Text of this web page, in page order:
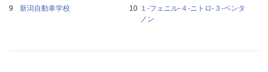
新潟自動車学校
１‐フェニル‐４‐ニトロ‐３‐ペンタ
ノン